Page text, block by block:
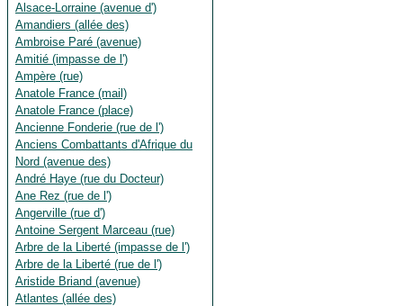
Alsace-Lorraine (avenue d')
Amandiers (allée des)
Ambroise Paré (avenue)
Amitié (impasse de l')
Ampère (rue)
Anatole France (mail)
Anatole France (place)
Ancienne Fonderie (rue de l')
Anciens Combattants d'Afrique du
Nord (avenue des)
André Haye (rue du Docteur)
Ane Rez (rue de l')
Angerville (rue d')
Antoine Sergent Marceau (rue)
Arbre de la Liberté (impasse de l')
Arbre de la Liberté (rue de l')
Aristide Briand (avenue)
Atlantes (allée des)